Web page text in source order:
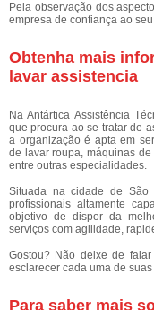
Pela observação dos
empresa de confiança ao
Obtenha mais
lavar assistencia
Na Antártica Assistência
que procura ao se tratar de
a organização é apta em
de lavar roupa, máquinas
entre outras especialidades.
Situada na cidade de São
profissionais altamente
objetivo de dispor da
serviços com agilidade,
Gostou? Não deixe de
esclarecer cada uma de
Para saber mais